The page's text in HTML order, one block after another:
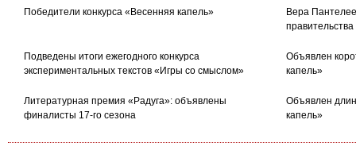
Победители конкурса «Весенняя капель»
Вера
Подведены итоги ежегодного конкурса
экспериментальных текстов «Игры со смыслом»
Объявлен
капель»
Литературная премия «Радуга»: объявлены
финалисты 17-го сезона
Объявлен
капель»